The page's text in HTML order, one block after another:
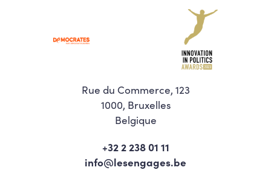
Rue du Commerce, 123
1000, Bruxelles
Belgique
+32 2 238 01 11
info@lesengages.be